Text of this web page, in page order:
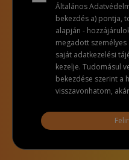
Általános
bekezdés a) pontja,
alapján -
megadott személyes
saját adatkezelési
kezelje. Tudomásul
bekezdése szerint a
visszavonhatom,